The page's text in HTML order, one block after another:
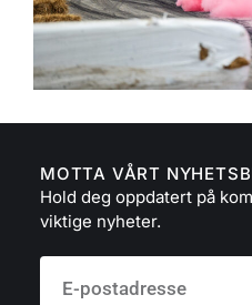
MOTTA VÅRT
Hold deg oppdatert på
viktige nyheter.